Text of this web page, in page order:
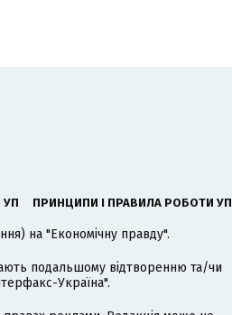
УП ПРИНЦИПИ І ПРАВИЛА РОБОТИ УП
на "Економічну правду".
подальшому відтворенню та/чи
Україна".